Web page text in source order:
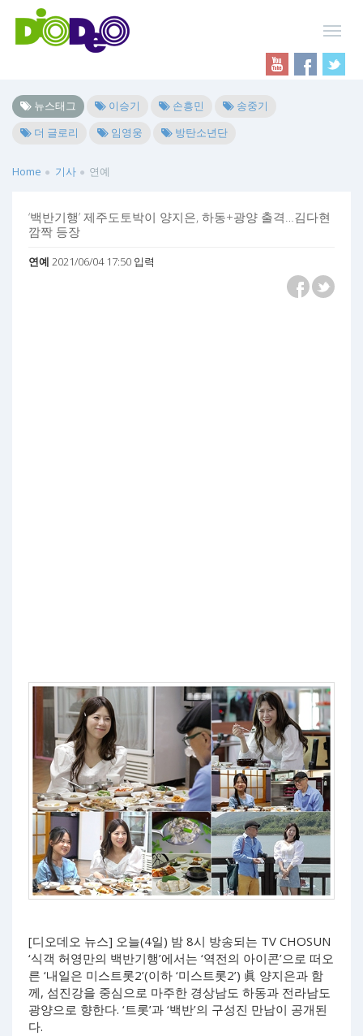
뉴스태그 이승기 손흥민
송중기
더 글로리
임영웅 방탄소년단
Home 기사 연예
‘백반기행’ 제주도토박이 양지은, 하동+광양 출격…김다현
깜짝 등장
연예 2021/06/04 17:50 입력
[디오데오 뉴스] 오늘(4일) 밤 8시 방송되는 TV CHOSUN
‘식객 허영만의 백반기행’에서는 ‘역전의 아이콘’으로 떠오
른 ‘내일은 미스트롯2’(이하 ‘미스트롯2’) 眞 양지은과 함
께, 섬진강을 중심으로 마주한 경상남도 하동과 전라남도
광양으로 향한다. ‘트롯’과 ‘백반’의 구성진 만남이 공개된
다.